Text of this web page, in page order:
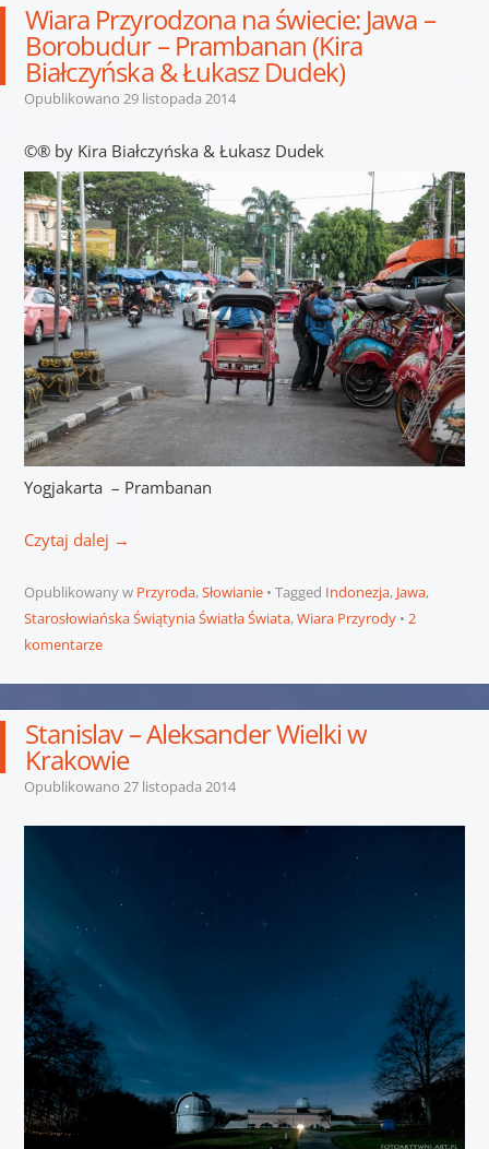
Wiara Przyrodzona na świecie: Jawa –
Borobudur – Prambanan (Kira
Białczyńska & Łukasz Dudek)
Opublikowano 29 listopada 2014
©® by Kira Białczyńska & Łukasz Dudek
Yogjakarta – Prambanan
Czytaj dalej →
Opublikowany w Przyroda,Słowianie Tagged Indonezja, Jawa,
Starosłowiańska Świątynia Światła Świata,Wiara Przyrody
2
komentarze
Stanislav – Aleksander Wielki w
Krakowie
Opublikowano 27 listopada 2014